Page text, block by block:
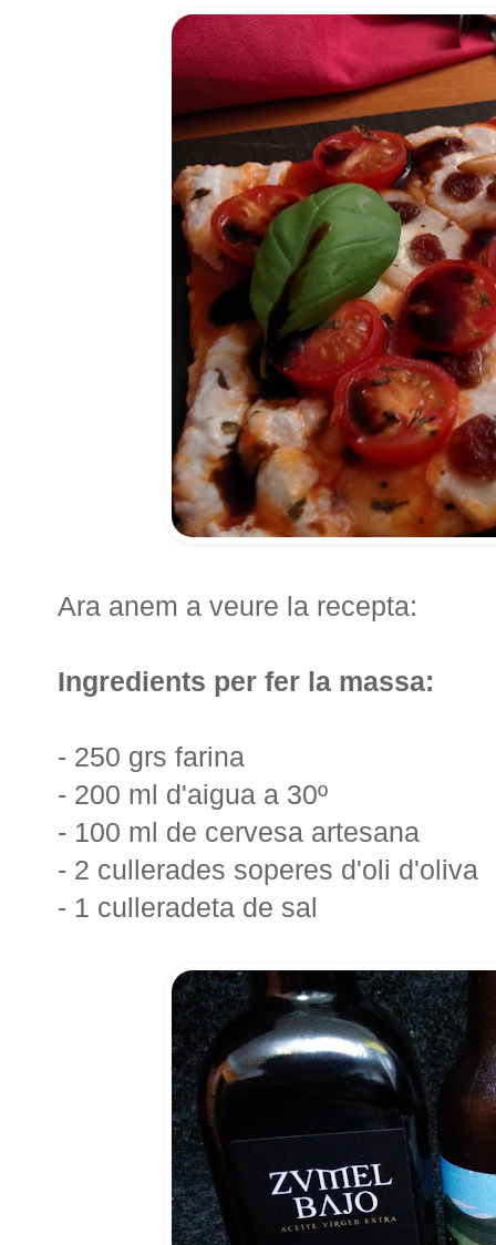
Ara anem a veure la recepta:
Ingredients per fer la massa:
- 250 grs farina
- 200 ml d'aigua a 30º
- 100 ml de cervesa artesana
- 2 cullerades soperes d'oli d'oliva
- 1 culleradeta de sal